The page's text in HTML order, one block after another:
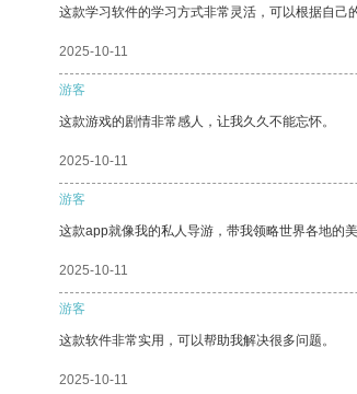
这款学习软件的学习方式非常灵活，可以根据自己
2025-10-11
游客
这款游戏的剧情非常感人，让我久久不能忘怀。
2025-10-11
游客
这款app就像我的私人导游，带我领略世界各地的美
2025-10-11
游客
这款软件非常实用，可以帮助我解决很多问题。
2025-10-11